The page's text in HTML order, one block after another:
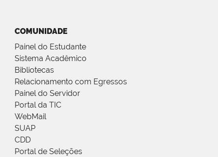
COMUNIDADE
Painel do Estudante
Sistema Acadêmico
Bibliotecas
Relacionamento com Egressos
Painel do Servidor
Portal da TIC
WebMail
SUAP
CDD
Portal de Seleções